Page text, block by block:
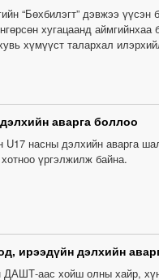
“Бөхбилэгт” дэвжээ
хугацаанд аймгийнхаа
хүмүүст талархал
аварга боллоо
U17 насны дэлхийн аварга
үргэлжилж байна.
ирээдүйн дэлхийн
ДАШТ-аас хойш олны хайр,